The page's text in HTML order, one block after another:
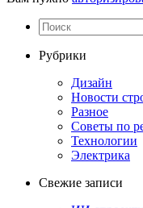
Рубрики
Дизайн
Новости
Разное
Советы по
Технологии
Электрика
Свежие записи